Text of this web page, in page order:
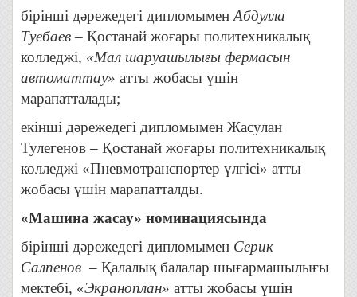
бірінші дәрежедегі дипломымен Абдулла
Туебаев– Қостанай жоғары политехникалық
колледжі, «Мал шаруашылығы фермасын
автоматтау» атты жобасы үшін
марапатталады;
екінші дәрежедегі дипломымен Жасулан
Тулегенов – Қостанай жоғары политехникалық
колледжі «Пневмотранспортер үлгісі» атты
жобасы үшін марапатталды.
«Машина жасау» номинациясында
бірінші дәрежедегі дипломымен Серик
Салпенов – Қалалық балалар шығармашылығы
мектебі, «Экраноплан» атты жобасы үшін